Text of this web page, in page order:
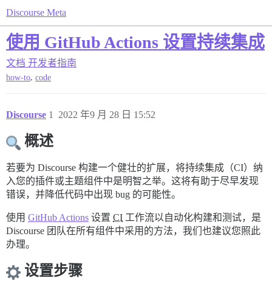
Discourse Meta
使用 GitHub Actions 设置持续集成
文档 开发者指南
how-to, code
Discourse 2022 年9 月 28 日 15:52
1
概述
若要为 Discourse 构建一个健壮的扩展，将持续集成（CI）纳
入您的插件或主题组件中是明智之举。这将有助于尽早发现
错误，并降低代码中出现 bug 的可能性。
使用 GitHub Actions 设置 CI 工作流以自动化构建和测试，是
Discourse 团队在所有组件中采用的方法，我们也建议您照此
办理。
设置步骤